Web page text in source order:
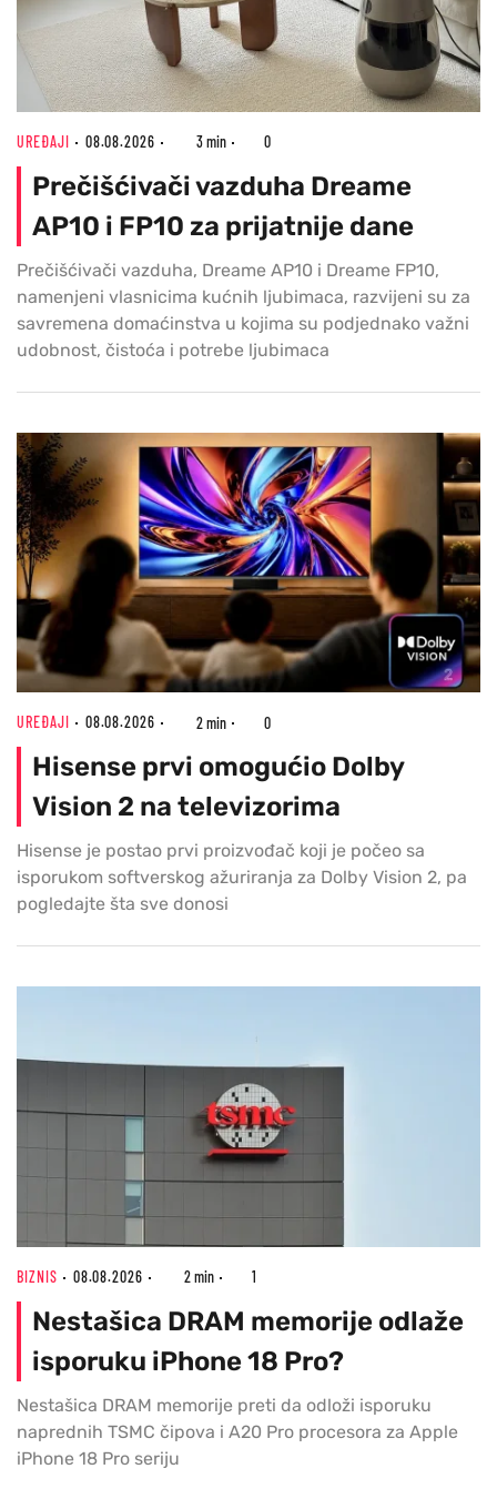
UREĐAJI 08.08.2026 3 min 0
Prečišćivači vazduha Dreame
AP10 i FP10 za prijatnije dane
Prečišćivači vazduha, Dreame AP10 i Dreame FP10,
namenjeni vlasnicima kućnih ljubimaca, razvijeni su za
savremena domaćinstva u kojima su podjednako važni
udobnost, čistoća i potrebe ljubimaca
UREĐAJI 08.08.2026 2 min 0
Hisense prvi omogućio Dolby
Vision 2 na televizorima
Hisense je postao prvi proizvođač koji je počeo sa
isporukom softverskog ažuriranja za Dolby Vision 2, pa
pogledajte šta sve donosi
BIZNIS 08.08.2026 2 min 1
Nestašica DRAM memorije odlaže
isporuku iPhone 18 Pro?
Nestašica DRAM memorije preti da odloži isporuku
naprednih TSMC čipova i A20 Pro procesora za Apple
iPhone 18 Pro seriju